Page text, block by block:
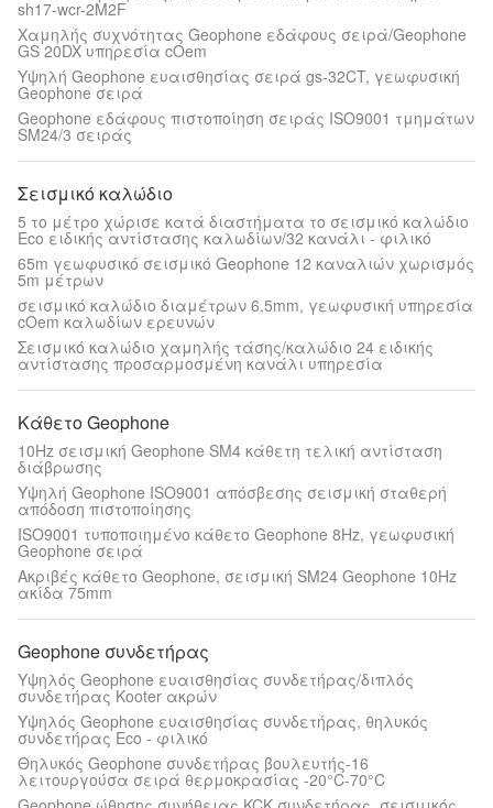
sh17-wcr-2M2F
Χαμηλής συχνότητας Geophone εδάφους σειρά/Geophone
GS 20DX υπηρεσία cOem
Υψηλή Geophone ευαισθησίας σειρά gs-32CT, γεωφυσική
Geophone σειρά
Geophone εδάφους πιστοποίηση σειράς ISO9001 τμημάτων
SM24/3 σειράς
Σεισμικό καλώδιο
5 το μέτρο χώρισε κατά διαστήματα το σεισμικό καλώδιο
Eco ειδικής αντίστασης καλωδίων/32 κανάλι - φιλικό
65m γεωφυσικό σεισμικό Geophone 12 καναλιών χωρισμός
5m μέτρων
σεισμικό καλώδιο διαμέτρων 6.5mm, γεωφυσική υπηρεσία
cOem καλωδίων ερευνών
Σεισμικό καλώδιο χαμηλής τάσης/καλώδιο 24 ειδικής
αντίστασης προσαρμοσμένη κανάλι υπηρεσία
Κάθετο Geophone
10Hz σεισμική Geophone SM4 κάθετη τελική αντίσταση
διάβρωσης
Υψηλή Geophone ISO9001 απόσβεσης σεισμική σταθερή
απόδοση πιστοποίησης
ISO9001 τυποποιημένο κάθετο Geophone 8Hz, γεωφυσική
Geophone σειρά
Ακριβές κάθετο Geophone, σεισμική SM24 Geophone 10Hz
ακίδα 75mm
Geophone συνδετήρας
Υψηλός Geophone ευαισθησίας συνδετήρας/διπλός
συνδετήρας Kooter ακρών
Υψηλός Geophone ευαισθησίας συνδετήρας, θηλυκός
συνδετήρας Eco - φιλικό
Θηλυκός Geophone συνδετήρας βουλευτής-16
λειτουργούσα σειρά θερμοκρασίας -20°C-70°C